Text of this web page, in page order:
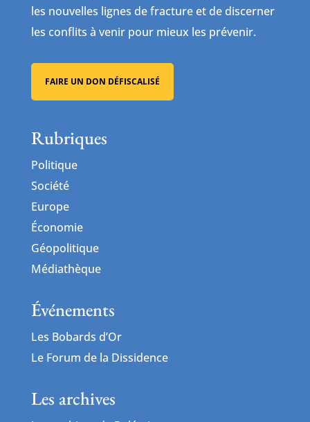
les nouvelles lignes de fracture et de discerner
les conflits à venir pour mieux les prévenir.
FAIRE UN DON DÉFISCALISÉ
Rubriques
Politique
Société
Europe
Économie
Géopolitique
Médiathèque
Événements
Les Bobards d’Or
Le Forum de la Dissidence
Les archives